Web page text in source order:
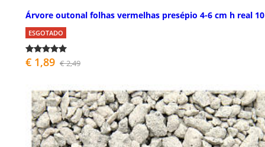
Árvore outonal folhas vermelhas presépio 4-6 cm h real
ESGOTADO
€ 1,89 € 2,49